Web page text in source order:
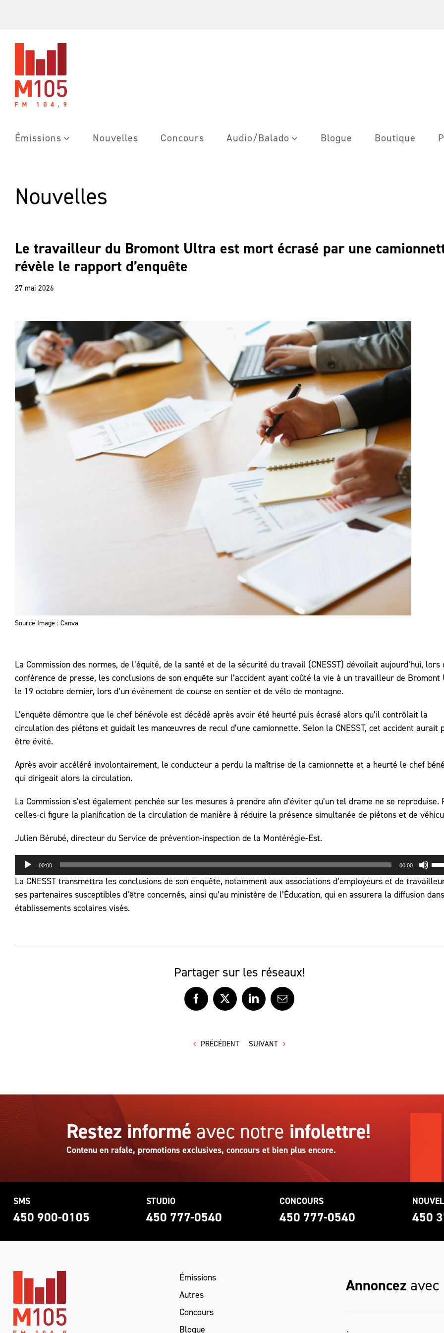
Émissions Nouvelles Concours Audio/Balado Blogue Boutique
Nouvelles
Le travailleur du Bromont Ultra est mort écrasé par une
révèle le rapport d’enquête
27 mai 2026
Source Image : Canva
La Commission des normes, de l’équité, de la santé et de la sécurité du travail (CNESST) dévoilait aujourd’hui, lors
conférence de presse, les conclusions de son enquête sur l’accident ayant coûté la vie à un travailleur de Bromont
le 19 octobre dernier, lors d’un événement de course en sentier et de vélo de montagne.
L’enquête démontre que le chef bénévole est décédé après avoir été heurté puis écrasé alors qu’il contrôlait la
circulation des piétons et guidait les manœuvres de recul d’une camionnette. Selon la CNESST, cet accident aurait
être évité.
Après avoir accéléré involontairement, le conducteur a perdu la maîtrise de la camionnette et a heurté le chef
qui dirigeait alors la circulation.
La Commission s’est également penchée sur les mesures à prendre afin d’éviter qu’un tel drame ne se reproduise.
celles-ci figure la planification de la circulation de manière à réduire la présence simultanée de piétons et de
Julien Bérubé, directeur du Service de prévention-inspection de la Montérégie-Est.
Lecteur
audio
00:00 00:00
les
La CNESST transmettra les conclusions de son enquête, notamment aux associations d’employeurs et de
ses partenaires susceptibles d’être concernés, ainsi qu’au ministère de l’Éducation, qui en assurera la diffusion
établissements scolaires visés.
Partager sur les réseaux!
Facebook
X LinkedInCourriel
PRÉCÉDENT SUIVANT
Restez informé avec notre infolettre!
Contenu en rafale, promotions exclusives, concours et bien plus encore.
SMS
450 900-0105
STUDIO
450 777-0540
CONCOURS
450 777-0540 450
Émissions
Autres
Concours
Blogue
Annoncez avec